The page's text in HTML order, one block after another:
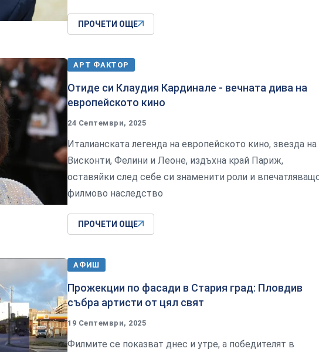
ПРОЧЕТИ ОЩЕ
АРТ ФАКТОР
Отиде си Клаудия Кардинале - вечната дива на
европейското кино
24 Септември, 2025
Италианската легенда на европейското кино, звезда на
Висконти, Фелини и Леоне, издъхна край Париж,
оставяйки след себе си знаменити роли и
филмово наследство
ПРОЧЕТИ ОЩЕ
АФИШ
Прожекции по фасади в Стария град: Пловдив
събра артисти от цял свят
19 Септември, 2025
Филмите се показват днес и утре, а победителят в